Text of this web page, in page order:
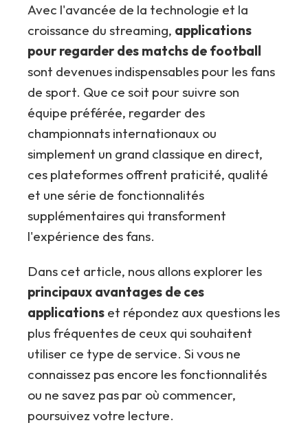
Avec l'avancée de la technologie et la
croissance du streaming, applications
pour regarder des matchs de football
sont devenues indispensables pour les fans
de sport. Que ce soit pour suivre son
équipe préférée, regarder des
championnats internationaux ou
simplement un grand classique en direct,
ces plateformes offrent praticité, qualité
et une série de fonctionnalités
supplémentaires qui transforment
l'expérience des fans.
Dans cet article, nous allons explorer les
principaux avantages de ces
applications et répondez aux questions les
plus fréquentes de ceux qui souhaitent
utiliser ce type de service. Si vous ne
connaissez pas encore les fonctionnalités
ou ne savez pas par où commencer,
poursuivez votre lecture.